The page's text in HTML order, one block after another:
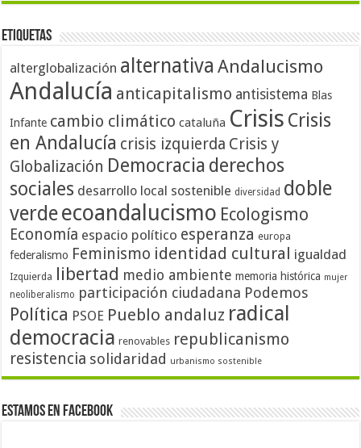
Etiquetas
alterglobalización alternativa Andalucismo
Andalucía anticapitalismo antisistema Blas
Infante cambio climático cataluña Crisis Crisis
en Andalucía crisis izquierda Crisis y
Globalización Democracia derechos
sociales desarrollo local sostenible diversidad doble
verdeecoandalucismo Ecologismo
Economía espacio político esperanza europa
federalismo Feminismo identidad cultural igualdad
Izquierda libertad medio ambiente memoria histórica mujer
neoliberalismo participación ciudadana Podemos
Política PSOE Pueblo andaluz radical
democracia renovables republicanismo
resistencia solidaridad urbanismo sostenible
Estamos en Facebook